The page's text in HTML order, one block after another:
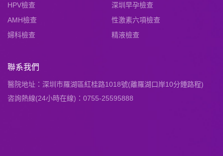
HPV檢查
深圳早孕檢查
AMH檢查
性激素六項檢查
婦科檢查
精液檢查
聯系我們
醫院地址：深圳市羅湖區紅桂路1018號(離羅湖口岸10分鍾路程)
咨詢熱線(24小時在線)：0755-25595888